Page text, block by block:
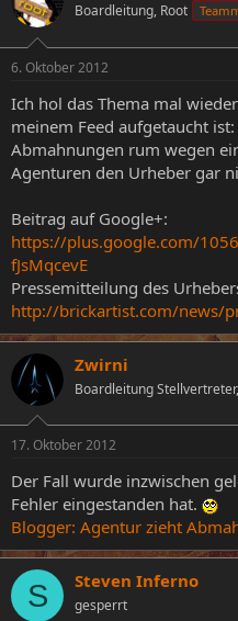
Boardleitung, Root
6. Oktober 2012
Ich hol das Thema mal
meinem Feed aufgetaucht
Abmahnungen rum wegen
Agenturen den Urheber gar
Beitrag auf Google+:
https://plus.google.com/
fJsMqcevE
Pressemitteilung des
http://brickartist.com/news/
Zwirni
Boardleitung
17. Oktober 2012
Der Fall wurde inzwischen
Fehler eingestanden hat.
Blogger: Agentur zieht
S Steven Inferno
gesperrt